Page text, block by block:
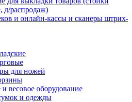
д/распродаж)
и онлайн-кассы и сканеры штрих-
для ножей
весовое оборудование
и одежды